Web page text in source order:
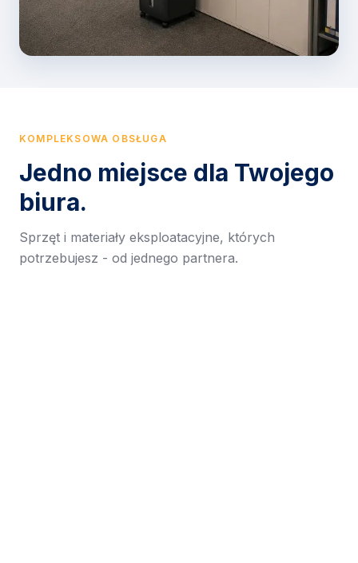
KOMPLEKSOWA OBSŁUGA
Jedno miejsce dla Twojego
biura.
Sprzęt i materiały eksploatacyjne, których
potrzebujesz - od jednego partnera.